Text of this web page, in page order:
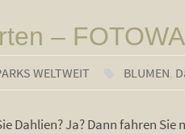
–
WELTWEIT BLUMEN,
Dahlien? Ja? Dann fahren